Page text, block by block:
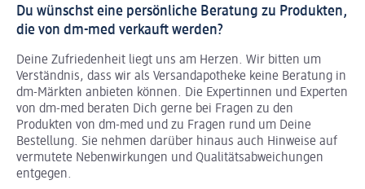
Du wünschst eine persönliche Beratung zu Produkten,
die von dm-med verkauft werden?
Deine Zufriedenheit liegt uns am Herzen. Wir bitten um
Verständnis, dass wir als Versandapotheke keine Beratung in
dm-Märkten anbieten können. Die Expertinnen und Experten
von dm-med beraten Dich gerne bei Fragen zu den
Produkten von dm-med und zu Fragen rund um Deine
Bestellung. Sie nehmen darüber hinaus auch Hinweise auf
vermutete Nebenwirkungen und Qualitätsabweichungen
entgegen.